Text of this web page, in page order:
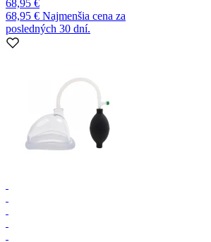
68,95 €
68,95 € Najmenšia cena za
posledných 30 dní.